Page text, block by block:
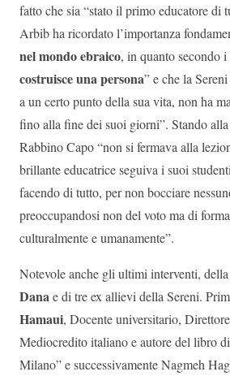
fatto che sia “stato il primo educatore di
Arbib ha ricordato l’importanza
nel mondo ebraico, in quanto secondo
costruisce una persona” e che la
a un certo punto della sua vita, non ha
fino alla fine dei suoi giorni”. Stando
Rabbino Capo “non si fermava alla
brillante educatrice seguiva i suoi
facendo di tutto, per non bocciare
preoccupandosi non del voto ma di
culturalmente e umanamente”.
Notevole anche gli ultimi interventi,
Dana e di tre ex allievi della Sereni.
Hamaui, Docente universitario,
Mediocredito italiano e autore del libro
Milano” e successivamente Nagmeh